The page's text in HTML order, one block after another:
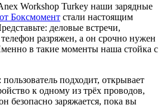
Workshop Turkey наши зарядные
от Боксмомент стали настоящим
деловые встречи,
разряжен, а он срочно нужен
в такие моменты наша стойка с
подходит, открывает
к одному из трёх проводов,
безопасно заряжается, пока вы